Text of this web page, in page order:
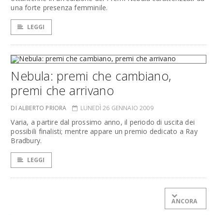
una forte presenza femminile.
LEGGI
Nebula: premi che cambiano,
premi che arrivano
DI ALBERTO PRIORA LUNEDÌ 26 GENNAIO 2009
Varia, a partire dal prossimo anno, il periodo di uscita dei
possibili finalisti; mentre appare un premio dedicato a Ray
Bradbury.
LEGGI
ANCORA